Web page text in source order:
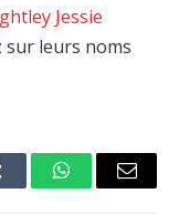
Jessie
sur leurs noms
WhatsAppEmail